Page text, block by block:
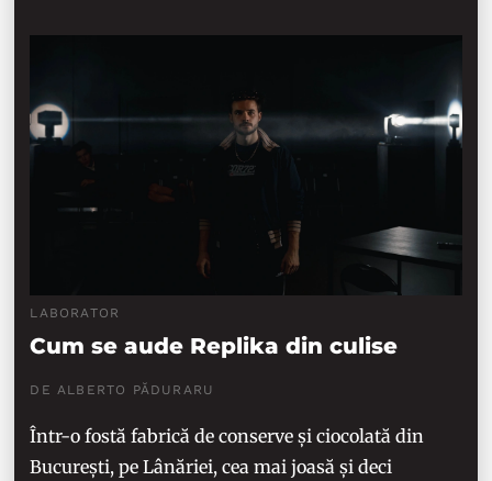
LABORATOR
Cum se aude Replika din culise
DE ALBERTO PĂDURARU
Într-o fostă fabrică de conserve și ciocolată din
București, pe Lânăriei, cea mai joasă și deci